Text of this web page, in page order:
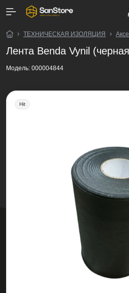
ТЕХНИЧЕСКАЯ ИЗОЛЯЦИЯ
Лента Benda Vynil
Модель: 000004844
Hit